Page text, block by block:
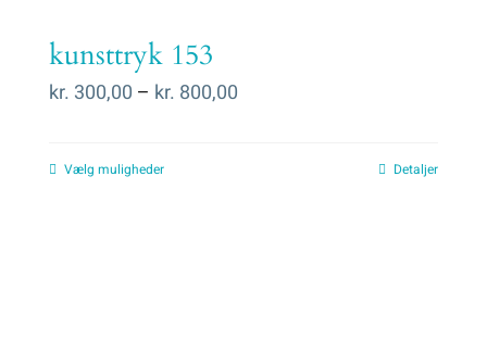
kunsttryk 153
kr. 300,00 – kr. 800,00
Vælg muligheder Detaljer